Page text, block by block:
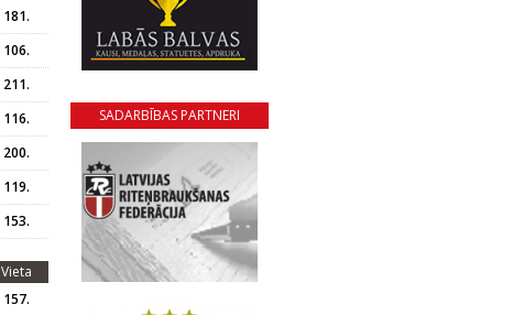
181.
106.
211.
116.
200.
119.
153.
Vieta
157.
SADARBĪBAS PARTNERI